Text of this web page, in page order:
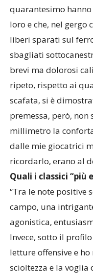
quarantesimo
loro e che, nel gergo
liberi sparati sul
sbagliati
brevi ma dolorosi
ripeto, rispetto ai
scafata, si è
premessa, però, non
millimetro la
dalle mie giocatrici
ricordarlo, erano al
Quali i classici “più
“Tra le note positive
campo, una
agonistica,
Invece, sotto il
letture offensive e
scioltezza e la